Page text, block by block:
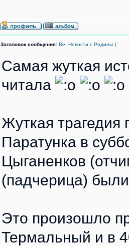
Заголовок сообщения: Re: Новости с Родины )
Самая жуткая
читала
Жуткая трагедия
Паратунка в
Цыганенков
(падчерица)
Это произошло
Термальный и в